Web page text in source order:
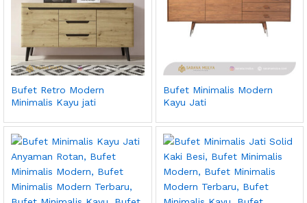
Bufet Retro Modern
Minimalis Kayu jati
Bufet Minimalis Modern
Kayu Jati